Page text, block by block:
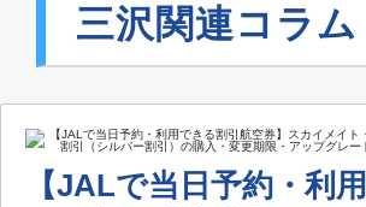
三沢関連コラム
【JALで当日予約・利